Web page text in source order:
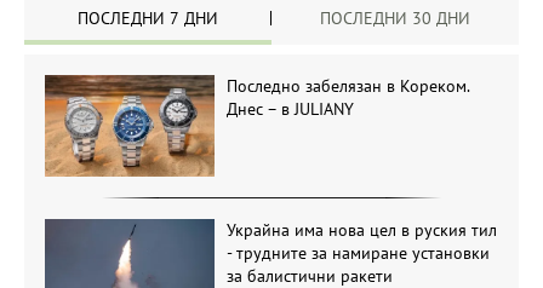
ПОСЛЕДНИ 7 ДНИ ПОСЛЕДНИ 30 ДНИ
Последно забелязан в Кореком.
Днес – в JULIANY
Украйна има нова цел в руския тил
- трудните за намиране установки
за балистични ракети